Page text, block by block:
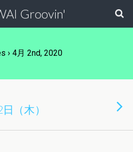
Groovin'
› 4月 2nd, 2020
（木）